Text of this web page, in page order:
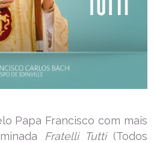
Papa Francisco com mais
Fratelli Tutti(Todos